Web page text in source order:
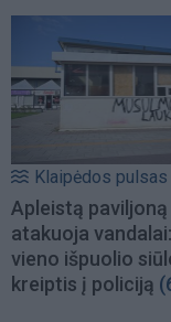
Klaipėdos pulsas
Apleistą paviljoną
atakuoja
vieno išpuolio
kreiptis į policiją